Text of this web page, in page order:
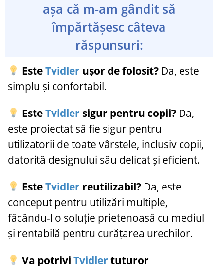
așa că m-am gândit să
împărtășesc câteva
răspunsuri:
EsteTvidler ușor de folosit?Da, este
simplu și confortabil.
EsteTvidler sigur pentru copii?Da,
este proiectat să fie sigur pentru
utilizatorii de toate vârstele, inclusiv copii,
datorită designului său delicat și eficient.
EsteTvidler reutilizabil?Da, este
conceput pentru utilizări multiple,
făcându-l o soluție prietenoasă cu mediul
și rentabilă pentru curățarea urechilor.
Va potrivi Tvidler tuturor